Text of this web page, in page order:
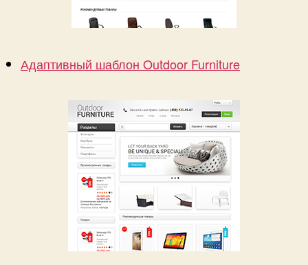
Адаптивный шаблон Outdoor Furniture